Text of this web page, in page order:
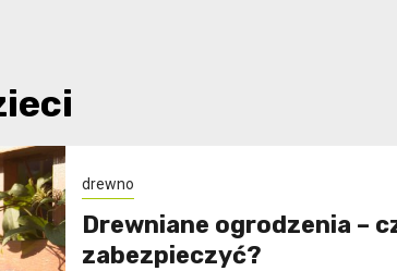
drewno
Drewniane ogrodzenia –
zabezpieczyć?